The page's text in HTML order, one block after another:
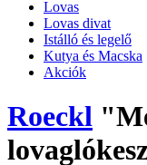
Lovas
Lovas divat
Istálló és legelő
Kutya és Macska
Akciók
Roeckl